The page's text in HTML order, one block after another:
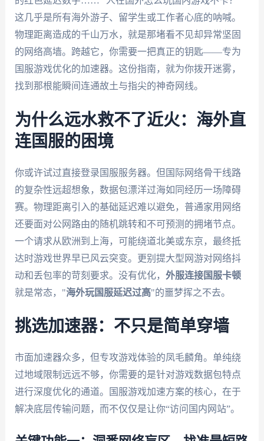
这几乎是所有海外游子、留学生或工作者心底的呐喊。
物理距离造成的千山万水，就是那堵看不见却异常坚固
的网络高墙。跨越它，你需要一把真正的钥匙——专为
国服游戏优化的加速器。这份指南，就为你拨开迷雾，
找到那根能瞬间连通故土与指尖的神奇网线。
为什么远水救不了近火：海外直
连国服的困境
你或许试过直接登录国服服务器。但国际网络骨干线路
的复杂性远超想象，数据包漂洋过海如同经历一场障碍
赛。物理距离引入的基础延迟难以避免，普通家用网络
还要面对公网路由的随机跳转和不可预测的拥堵节点。
一个请求从欧洲到上海，可能绕道北美或东京，最终抵
达时游戏世界早已风云突变。更别提大型网游对网络抖
动和丢包率的苛刻要求。没有优化， 外服连接国服卡顿
就是常态，"海外玩国服延迟过高"的噩梦挥之不去。
挑选加速器：不只是简单穿墙
市面加速器众多，但专攻游戏体验的凤毛麟角。单纯绕
过地域限制远远不够，你需要的是针对游戏数据包特点
进行深度优化的通道。国服游戏加速方案的核心，在于
解决底层传输问题，而不仅仅是让你“访问国内网站”。